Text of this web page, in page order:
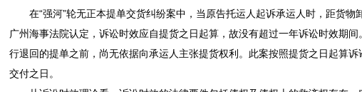
在“强河”轮无正本提单交货纠纷案中，当原告托运人起诉承运人时，距货物
广州海事法院认定，诉讼时效应自提货之日起算，故没有超过一年诉讼时效期
行退回的提单之前，尚无依据向承运人主张提货权利。此案按照提货之日起算诉
交付之日。